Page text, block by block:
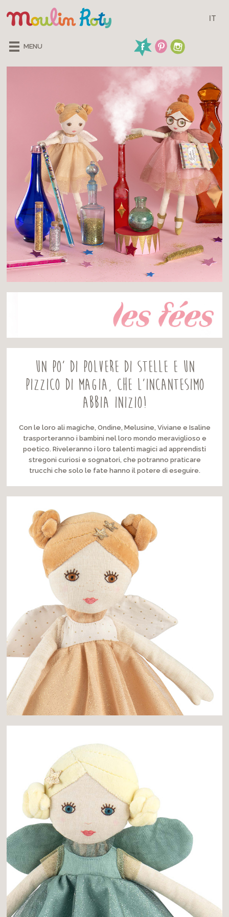
MENU
IT
Un po’ di polvere di stelle e un
pizzico di magia, che l’incantesimo
abbia inizio!
Con le loro ali magiche, Ondine, Melusine, Viviane e Isaline
trasporteranno i bambini nel loro mondo meraviglioso e
poetico. Riveleranno i loro talenti magici ad apprendisti
stregoni curiosi e sognatori, che potranno praticare
trucchi che solo le fate hanno il potere di eseguire.